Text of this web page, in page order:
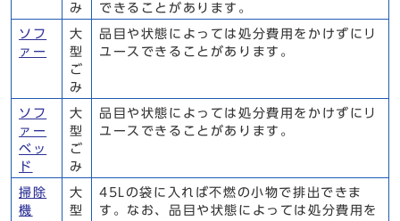
み
できることがあります。
ソフ
ァー
大
型
ご
み
品目や状態によっては処分費用をかけずにリ
ユースできることがあります。
ソフ
ァー
ベッ
ド
大
型
ご
み
品目や状態によっては処分費用をかけずにリ
ユースできることがあります。
掃除
機
大
型
45Lの袋に入れば不燃の小物で排出できま
す。なお、品目や状態によっては処分費用を